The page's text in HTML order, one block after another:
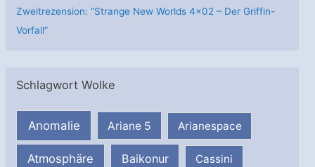
Zweitrezension: “Strange New Worlds 4×02 – Der Griffin-
Vorfall”
Schlagwort Wolke
Anomalie Ariane 5 Arianespace
Atmosphäre Baikonur Cassini